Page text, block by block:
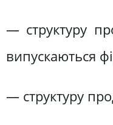
— структуру
випускаються
— структуру